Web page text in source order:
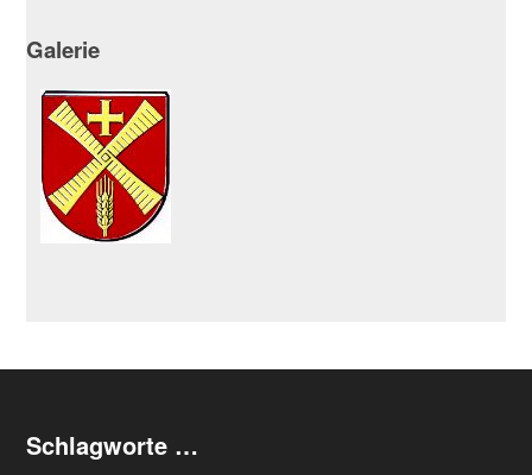
Galerie
Schlagworte …